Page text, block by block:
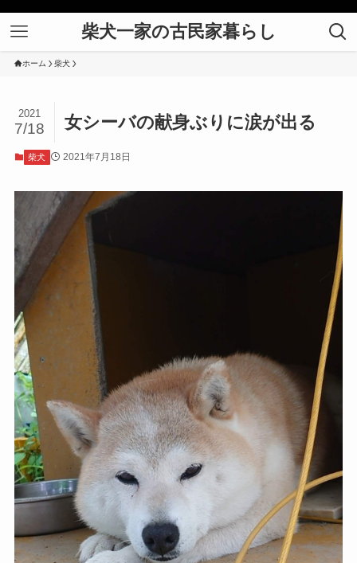
柴犬一家の古民家暮らし
ホーム 柴犬
女シーバの献身ぶりに涙が出る
2021
7/18
柴犬 2021年7月18日